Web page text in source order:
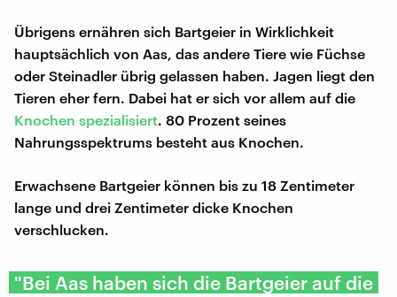
Übrigens ernähren sich Bartgeier in Wirklichkeit
hauptsächlich von Aas, das andere Tiere wie Füchse
oder Steinadler übrig gelassen haben. Jagen liegt den
Tieren eher fern. Dabei hat er sich vor allem auf die
Knochen spezialisiert. 80 Prozent seines
Nahrungsspektrums besteht aus Knochen.
Erwachsene Bartgeier können bis zu 18 Zentimeter
lange und drei Zentimeter dicke Knochen
verschlucken.
"Bei Aas haben sich die Bartgeier auf die